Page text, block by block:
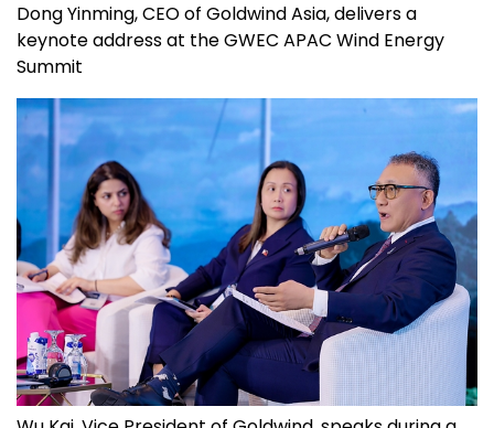
Dong Yinming, CEO of Goldwind Asia, delivers a
keynote address at the GWEC APAC Wind Energy
Summit